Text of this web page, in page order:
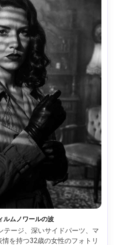
ルムノワールの波
テージ、深いサイドパーツ、マ
を持つ32歳の女性のフォトリ